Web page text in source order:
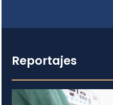
Reportajes